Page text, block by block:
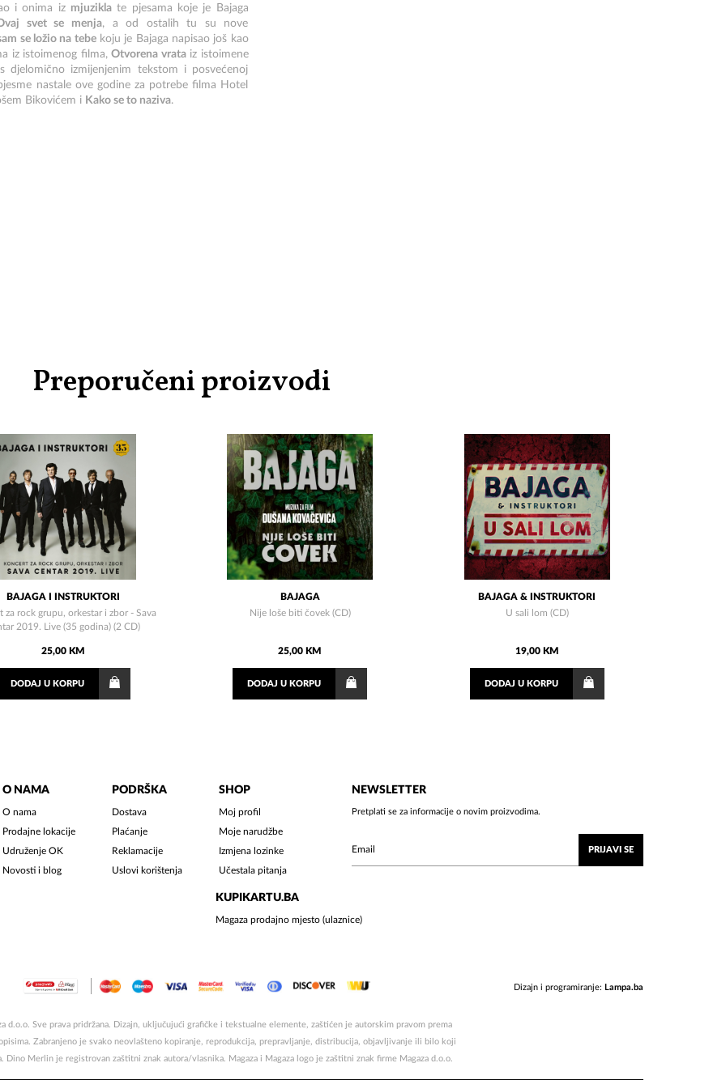
i onima iz mjuziklate pjesama koje je Bajaga
svet se menja, a od ostalih tu su nove
se ložio na tebekoju je Bajaga napisao još kao
iz istoimenog filma,Otvorena vrataiz istoimene
izmijenjenim tekstom i posvećenoj
nastale ove godine za potrebe filma Hotel
Bikovićem i Kako se to naziva.
Preporučeni proizvodi
BAJAGA I INSTRUKTORI
za rock grupu, orkestar i zbor - Sava
2019. Live (35 godina) (2 CD)
25,00 KM
DODAJU KORPU
BAJAGA
Nije loše biti čovek (CD)
25,00 KM
DODAJ U KORPU
BAJAGA & INSTRUKTORI
U sali lom (CD)
19,00 KM
DODAJU KORPU
O NAMA
O nama
Prodajne lokacije
Udruženje OK
Novosti i blog
PODRŠKA
Dostava
Plaćanje
Reklamacije
Uslovi korištenja
SHOP
Moj profil
Moje narudžbe
Izmjena lozinke
Učestala pitanja
KUPIKARTU.BA
Magaza prodajno mjesto (ulaznice)
NEWSLETTER
Pretplati se za informacije o novim proizvodima.
PRIJAVI SE
Dizajn i programiranje: Lampa.ba
d.o.o. Sve prava pridržana. Dizajn, uključujući grafičke i tekstualne elemente, zaštićen je autorskim pravom prema
Zabranjeno je svako neovlašteno kopiranje, reprodukcija, prepravljanje, distribucija, objavljivanje ili bilo koji
Dino Merlin je registrovan zaštitni znak autora/vlasnika. Magaza i Magaza logo je zaštitni znak firme Magaza d.o.o.